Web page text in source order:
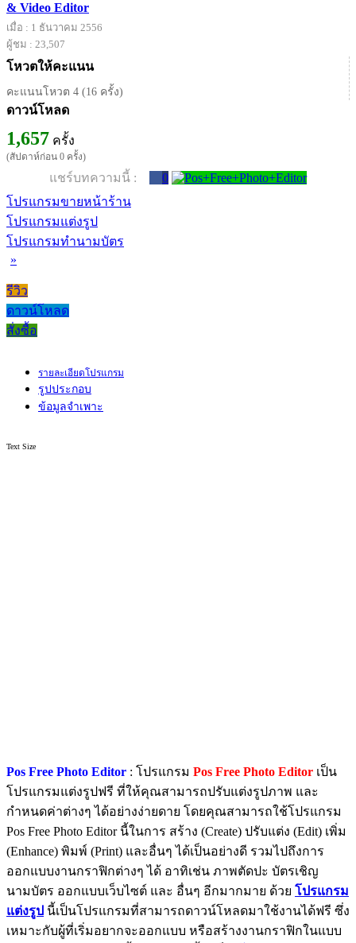
& Video Editor
เมื่อ : 1 ธันวาคม 2556
ผู้ชม : 23,507
โหวตให้คะแนน
คะแนนโหวต 4 (16 ครั้ง)
ดาวน์โหลด
1,657 ครั้ง
(สัปดาห์ก่อน 0 ครั้ง)
แชร์บทความนี้ :
0
โปรแกรมขายหน้าร้าน
โปรแกรมแต่งรูป
โปรแกรมทำนามบัตร
»
รีวิว
ดาวน์โหลด
สั่งซื้อ
รายละเอียดโปรแกรม
รูปประกอบ
ข้อมูลจำเพาะ
Text Size
Pos Free Photo Editor : โปรแกรม Pos Free Photo Editor เป็น
โปรแกรมแต่งรูปฟรี ที่ให้คุณสามารถปรับแต่งรูปภาพ และ
กำหนดค่าต่างๆ ได้อย่างง่ายดาย โดยคุณสามารถใช้โปรแกรม
Pos Free Photo Editor นี้ในการ สร้าง (Create) ปรับแต่ง (Edit) เพิ่ม
(Enhance) พิมพ์ (Print) และอื่นๆ ได้เป็นอย่างดี รวมไปถึงการ
ออกแบบงานกราฟิกต่างๆ ได้ อาทิเช่น ภาพตัดปะ บัตรเชิญ
นามบัตร ออกแบบเว็บไซต์ และ อื่นๆ อีกมากมาย ด้วย โปรแกรม
แต่งรูป นี้เป็นโปรแกรมที่สามารถดาวน์โหลดมาใช้งานได้ฟรี ซึ่ง
เหมาะกับผู้ที่เริ่มอยากจะออกแบบ หรือสร้างงานกราฟิกในแบบ